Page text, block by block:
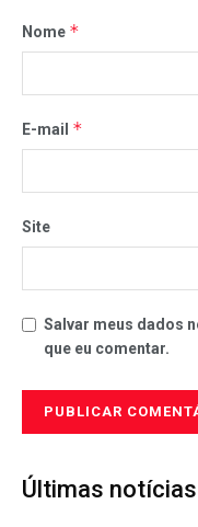
Nome *
E-mail *
Site
Salvar meus dados
que eu comentar.
Últimas notícias